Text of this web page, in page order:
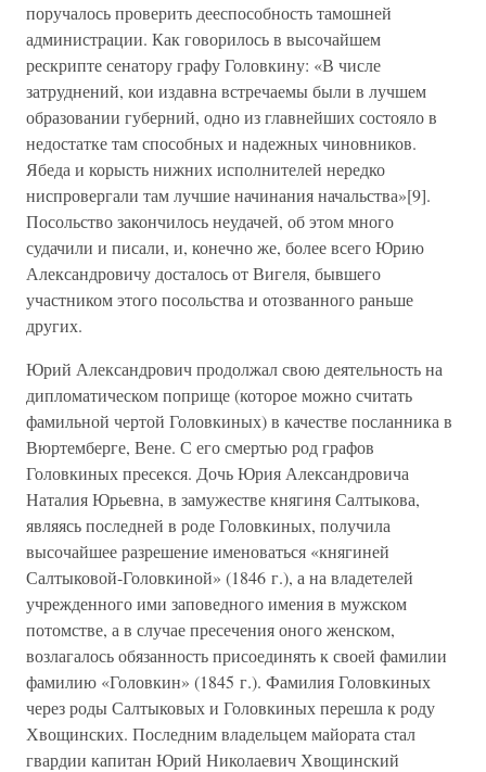
поручалось проверить дееспособность тамошней
администрации. Как говорилось в высочайшем
рескрипте сенатору графу Головкину: «В числе
затруднений, кои издавна встречаемы были в лучшем
образовании губерний, одно из главнейших состояло в
недостатке там способных и надежных чиновников.
Ябеда и корысть нижних исполнителей нередко
ниспровергали там лучшие начинания начальства»[9].
Посольство закончилось неудачей, об этом много
судачили и писали, и, конечно же, более всего Юрию
Александровичу досталось от Вигеля, бывшего
участником этого посольства и отозванного раньше
других.
Юрий Александрович продолжал свою деятельность на
дипломатическом поприще (которое можно считать
фамильной чертой Головкиных) в качестве посланника в
Вюртемберге, Вене. С его смертью род графов
Головкиных пресекся. Дочь Юрия Александровича
Наталия Юрьевна, в замужестве княгиня Салтыкова,
являясь последней в роде Головкиных, получила
высочайшее разрешение именоваться «княгиней
Салтыковой-Головкиной» (1846 г.), а на владетелей
учрежденного ими заповедного имения в мужском
потомстве, а в случае пресечения оного женском,
возлагалось обязанность присоединять к своей фамилии
фамилию «Головкин» (1845 г.). Фамилия Головкиных
через роды Салтыковых и Головкиных перешла к роду
Хвощинских. Последним владельцем майората стал
гвардии капитан Юрий Николаевич Хвощинский